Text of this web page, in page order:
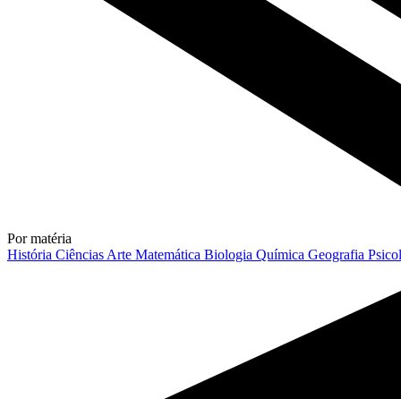
Por matéria
História Ciências Arte Matemática Biologia Química Geografia